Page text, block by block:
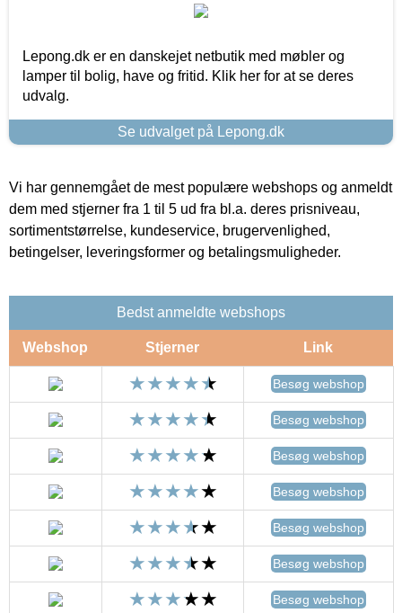
Lepong.dk er en danskejet netbutik med møbler og
lamper til bolig, have og fritid. Klik her for at se deres
udvalg.
Se udvalget på Lepong.dk
Vi har gennemgået de mest populære webshops og anmeldt
dem med stjerner fra 1 til 5 ud fra bl.a. deres prisniveau,
sortimentstørrelse, kundeservice, brugervenlighed,
betingelser, leveringsformer og betalingsmuligheder.
Bedst anmeldte webshops
Webshop Stjerner Link
Besøg webshop
Besøg webshop
Besøg webshop
Besøg webshop
Besøg webshop
Besøg webshop
Besøg webshop